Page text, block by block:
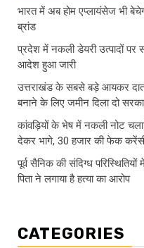
भारत में अब होम एप्लायंसेज भी
ब्रांड
प्रदेश में नकली डेयरी उत्पादों पर
आदेश हुआ जारी
उत्तराखंड के सबसे बड़े आयकर
बनाने के लिए जमीन दिला दो
कांवड़ियों के भेष में नकली नोट
देकर भागे, 30 हजार की फेक
पूर्व सैनिक की संदिग्ध
पिता ने लगाया है हत्या का आरोप
CATEGORIES